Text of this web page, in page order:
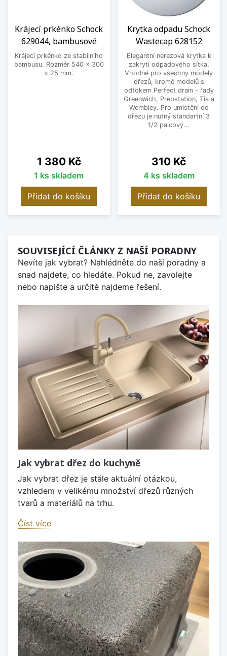
Krájecí prkénko Schock
629044, bambusové
Krájecí prkénko ze stabilního
bambusu. Rozměr 540 x 300
x 25 mm.
Cena
1 380 Kč
1 ks skladem
Přidat do košíku
Krytka odpadu Schock
Wastecap 628152
Elegantní nerezová krytka k
zakrytí odpadového sítka.
Vhodné pro všechny modely
dřezů, kromě modelů s
odtokem Perfect drain - řady
Greenwich, Prepstation, Tia a
Wembley. Pro umístění do
dřezu je nutný standartní 3
1/2 palcový...
Cena
310 Kč
4 ks skladem
Přidat do košíku
SOUVISEJÍCÍ ČLÁNKY Z NAŠÍ PORADNY
Nevíte jak vybrat? Nahlédněte do naší poradny a
snad najdete, co hledáte. Pokud ne, zavolejte
nebo napište a určitě najdeme řešení.
Jak vybrat dřez do kuchyně
Jak vybrat dřez je stále aktuální otázkou,
vzhledem v velikému množství dřezů různých
tvarů a materiálů na trhu.
Číst více